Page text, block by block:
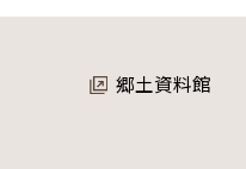
郷土資料館